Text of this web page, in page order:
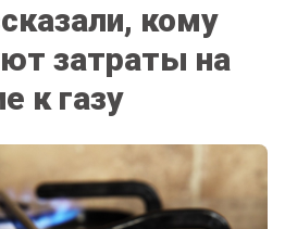
кому
затраты на
к газу